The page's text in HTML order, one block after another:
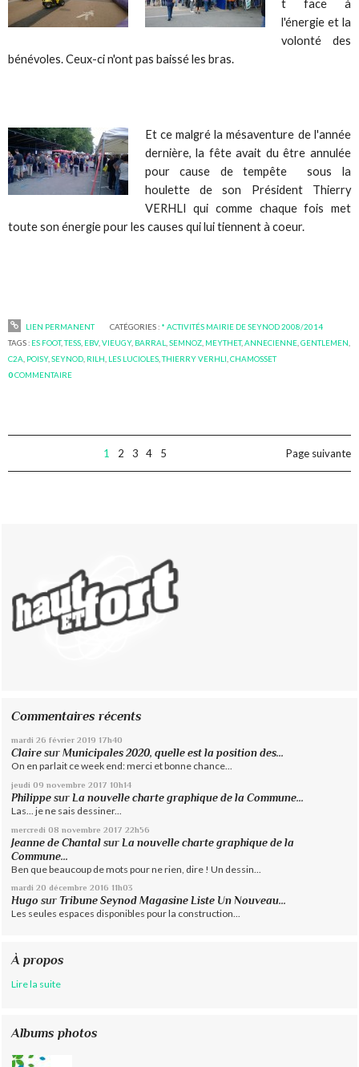
Commentaires récents
mardi 26 février 2019 17h40
Claire surMunicipales 2020, quelle est la position des...
On en parlait ce week end: merci et bonne chance...
jeudi 09 novembre 2017 10h14
Philippe sur La nouvelle charte graphique de la Commune...
Las... je ne sais dessiner...
mercredi 08 novembre 2017 22h56
Jeanne de Chantal sur La nouvelle charte graphique de la
Commune...
Ben que beaucoup de mots pour ne rien, dire ! Un dessin...
mardi 20 décembre 2016 11h03
Hugo surTribune Seynod Magasine Liste Un Nouveau...
Les seules espaces disponibles pour la construction...
À propos
Lire la suite
Albums photos
t face à
l'énergie et la
volonté des
bénévoles. Ceux-ci n'ont pas baissé les bras.
Et ce malgré la mésaventure de l'année
dernière, la fête avait du être annulée
pour cause de tempête sous la
houlette de son Président Thierry
VERHLI qui comme chaque fois met
toute son énergie pour les causes qui lui tiennent à coeur.
LIEN PERMANENT CATÉGORIES : * ACTIVITÉS MAIRIE DE SEYNOD 2008/2014
TAGS : ES FOOT,TESS EBV,VIEUGY, BARRAL ,SEMNOZ MEYTHET,ANNECIENNE ,GENTLEMEN
C2A POISY,SEYNOD RILH LES LUCIOLES ,THIERRY VERHLI ,CHAMOSSET
0COMMENTAIRE
1 2 3 4 5 Page suivante